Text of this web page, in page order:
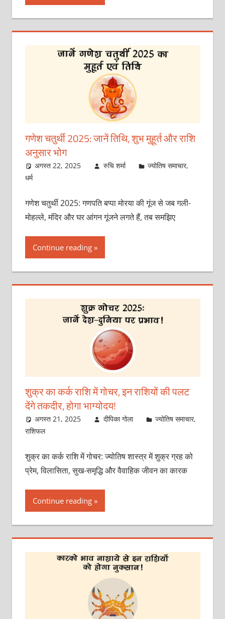
गणेश चतुर्थी 2025: जानें तिथि, शुभ मुहूर्त और राशि
अनुसार भोग
अगस्त 22, 2025 रुचि शर्मा ज्योतिष समाचार,
धर्म
गणेश चतुर्थी 2025: गणपति बप्पा मोरया की गूंज से जब गली-
मोहल्ले, मंदिर और घर आंगन गूंजने लगते हैं, तब समझिए
Continue reading
शुक्र का कर्क राशि में गोचर, इन राशियों की पलट
देंगे तकदीर, होगा भाग्योदय!
अगस्त 21, 2025 दीपिका गोला ज्योतिष समाचार,
राशिफल
शुक्र का कर्क राशि में गोचर: ज्योतिष शास्त्र में शुक्र ग्रह को
प्रेम, विलासिता, सुख-समृद्धि और वैवाहिक जीवन का कारक
Continue reading